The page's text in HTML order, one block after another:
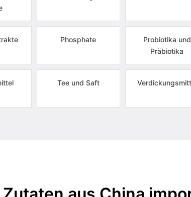
Phosphate
Probiotika und
Präbiotika
Tee und Saft